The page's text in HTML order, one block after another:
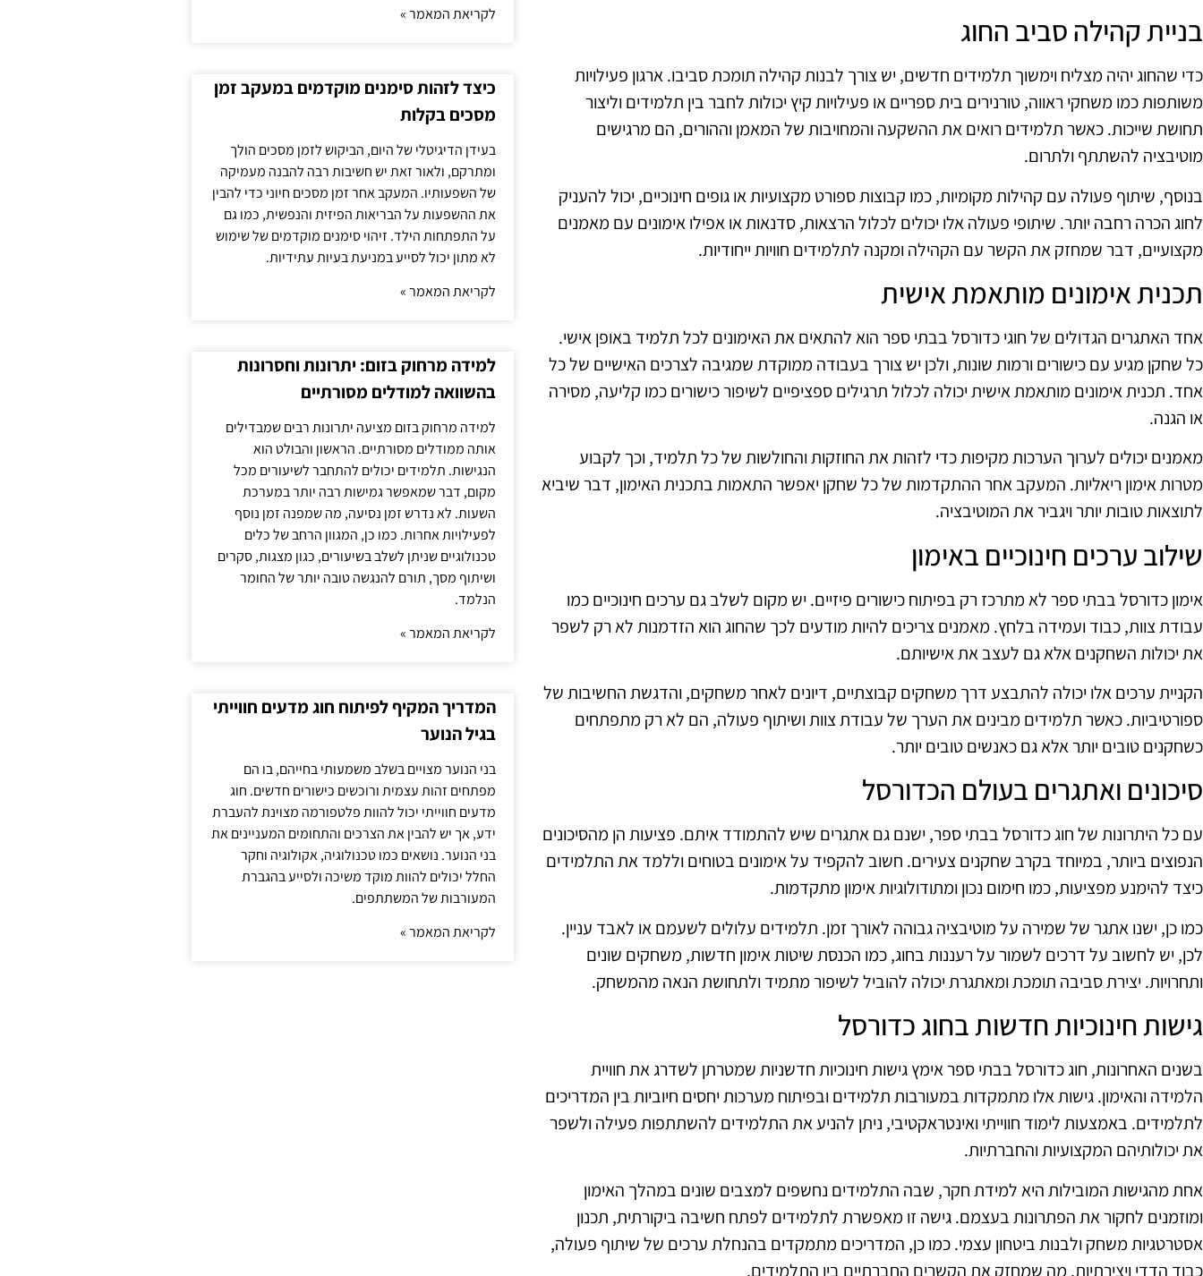
בניית קהילה סביב החוג
כדי שהחוג יהיה מצליח וימשוך תלמידים חדשים, יש צורך לבנות קהילה תומכת סביבו. ארגון פעילויות
משותפות כמו משחקי ראווה, טורנירים בית ספריים או פעילויות קיץ יכולות לחבר בין תלמידים וליצור
תחושת שייכות. כאשר תלמידים רואים את ההשקעה והמחויבות של המאמן וההורים, הם מרגישים
מוטיבציה להשתתף ולתרום.
בנוסף, שיתוף פעולה עם קהילות מקומיות, כמו קבוצות ספורט מקצועיות או גופים חינוכיים, יכול להעניק
לחוג הכרה רחבה יותר. שיתופי פעולה אלו יכולים לכלול הרצאות, סדנאות או אפילו אימונים עם מאמנים
מקצועיים, דבר שמחזק את הקשר עם הקהילה ומקנה לתלמידים חוויות ייחודיות.
תכנית אימונים מותאמת אישית
אחד האתגרים הגדולים של חוגי כדורסל בבתי ספר הוא להתאים את האימונים לכל תלמיד באופן אישי.
כל שחקן מגיע עם כישורים ורמות שונות, ולכן יש צורך בעבודה ממוקדת שמגיבה לצרכים האישיים של כל
אחד. תכנית אימונים מותאמת אישית יכולה לכלול תרגילים ספציפיים לשיפור כישורים כמו קליעה, מסירה
או הגנה.
מאמנים יכולים לערוך הערכות מקיפות כדי לזהות את החוזקות והחולשות של כל תלמיד, וכך לקבוע
מטרות אימון ריאליות. המעקב אחר ההתקדמות של כל שחקן יאפשר התאמות בתכנית האימון, דבר שיביא
לתוצאות טובות יותר ויגביר את המוטיבציה.
שילוב ערכים חינוכיים באימון
אימון כדורסל בבתי ספר לא מתרכז רק בפיתוח כישורים פיזיים. יש מקום לשלב גם ערכים חינוכיים כמו
עבודת צוות, כבוד ועמידה בלחץ. מאמנים צריכים להיות מודעים לכך שהחוג הוא הזדמנות לא רק לשפר
את יכולות השחקנים אלא גם לעצב את אישיותם.
הקניית ערכים אלו יכולה להתבצע דרך משחקים קבוצתיים, דיונים לאחר משחקים, והדגשת החשיבות של
ספורטיביות. כאשר תלמידים מבינים את הערך של עבודת צוות ושיתוף פעולה, הם לא רק מתפתחים
כשחקנים טובים יותר אלא גם כאנשים טובים יותר.
סיכונים ואתגרים בעולם הכדורסל
עם כל היתרונות של חוג כדורסל בבתי ספר, ישנם גם אתגרים שיש להתמודד איתם. פציעות הן מהסיכונים
הנפוצים ביותר, במיוחד בקרב שחקנים צעירים. חשוב להקפיד על אימונים בטוחים וללמד את התלמידים
כיצד להימנע מפציעות, כמו חימום נכון ומתודולוגיות אימון מתקדמות.
כמו כן, ישנו אתגר של שמירה על מוטיבציה גבוהה לאורך זמן. תלמידים עלולים לשעמם או לאבד עניין.
לכן, יש לחשוב על דרכים לשמור על רעננות בחוג, כמו הכנסת שיטות אימון חדשות, משחקים שונים
ותחרויות. יצירת סביבה תומכת ומאתגרת יכולה להוביל לשיפור מתמיד ולתחושת הנאה מהמשחק.
גישות חינוכיות חדשות בחוג כדורסל
בשנים האחרונות, חוג כדורסל בבתי ספר אימץ גישות חינוכיות חדשניות שמטרתן לשדרג את חוויית
הלמידה והאימון. גישות אלו מתמקדות במעורבות תלמידים ובפיתוח מערכות יחסים חיוביות בין המדריכים
לתלמידים. באמצעות לימוד חווייתי ואינטראקטיבי, ניתן להניע את התלמידים להשתתפות פעילה ולשפר
את יכולותיהם המקצועיות והחברתיות.
אחת מהגישות המובילות היא למידת חקר, שבה התלמידים נחשפים למצבים שונים במהלך האימון
ומוזמנים לחקור את הפתרונות בעצמם. גישה זו מאפשרת לתלמידים לפתח חשיבה ביקורתית, תכנון
אסטרטגיות משחק ולבנות ביטחון עצמי. כמו כן, המדריכים מתמקדים בהנחלת ערכים של שיתוף פעולה,
כבוד הדדי ויצירתיות, מה שמחזק את הקשרים החברתיים בין התלמידים.
לקריאת המאמר »
כיצד לזהות סימנים מוקדמים במעקב זמן
מסכים בקלות
בעידן הדיגיטלי של היום, הביקוש לזמן מסכים הולך
ומתרקם, ולאור זאת יש חשיבות רבה להבנה מעמיקה
של השפעותיו. המעקב אחר זמן מסכים חיוני כדי להבין
את ההשפעות על הבריאות הפיזית והנפשית, כמו גם
על התפתחות הילד. זיהוי סימנים מוקדמים של שימוש
לא מתון יכול לסייע במניעת בעיות עתידיות.
לקריאת המאמר »
למידה מרחוק בזום: יתרונות וחסרונות
בהשוואה למודלים מסורתיים
למידה מרחוק בזום מציעה יתרונות רבים שמבדילים
אותה ממודלים מסורתיים. הראשון והבולט הוא
הנגישות. תלמידים יכולים להתחבר לשיעורים מכל
מקום, דבר שמאפשר גמישות רבה יותר במערכת
השעות. לא נדרש זמן נסיעה, מה שמפנה זמן נוסף
לפעילויות אחרות. כמו כן, המגוון הרחב של כלים
טכנולוגיים שניתן לשלב בשיעורים, כגון מצגות, סקרים
ושיתוף מסך, תורם להנגשה טובה יותר של החומר
הנלמד.
לקריאת המאמר »
המדריך המקיף לפיתוח חוג מדעים חווייתי
בגיל הנוער
בני הנוער מצויים בשלב משמעותי בחייהם, בו הם
מפתחים זהות עצמית ורוכשים כישורים חדשים. חוג
מדעים חווייתי יכול להוות פלטפורמה מצוינת להעברת
ידע, אך יש להבין את הצרכים והתחומים המעניינים את
בני הנוער. נושאים כמו טכנולוגיה, אקולוגיה וחקר
החלל יכולים להוות מוקד משיכה ולסייע בהגברת
המעורבות של המשתתפים.
לקריאת המאמר »